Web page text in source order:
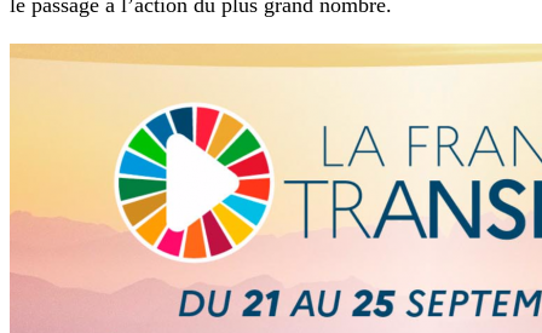
le passage à l’action du plus grand nombre.